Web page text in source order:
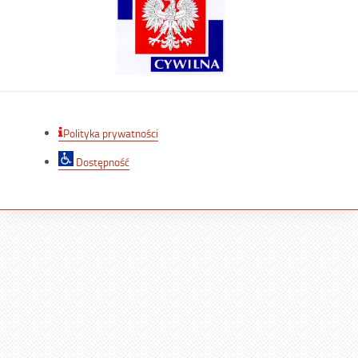
Polityka prywatności
Dostępność